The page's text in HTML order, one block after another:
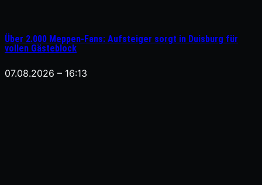
Über 2.000 Meppen-Fans: Aufsteiger sorgt in Duisburg für
vollen Gästeblock
07.08.2026 – 16:13